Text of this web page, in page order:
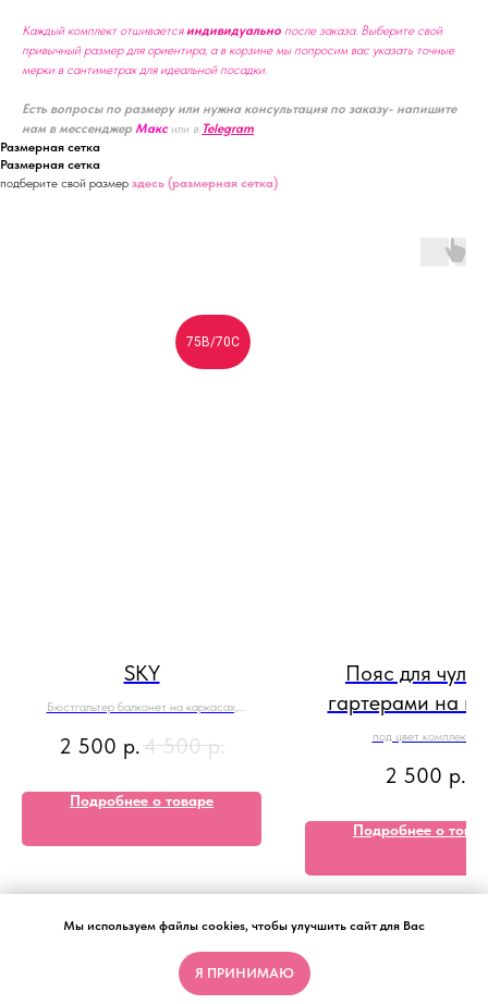
Мы используем файлы cookies, чтобы улучшить сайт для Вас
Я ПРИНИМАЮ
Каждый комплект отшиваетсяиндивидуально после заказа. Выберите свой
привычный размер для ориентира, а в корзине мы попросим вас указать точные
мерки в сантиметрах для идеальной посадки.
Есть вопросы по размеру или нужна консультация по заказу- напишите
нам в мессенджер Макс или в Telegram
Размерная сетка
Размерная сетка
подберите свой размер здесь (размерная сетка)
75B/70C
SKY
Бюстгальтер балконет на каркасах,
2 500 р.4 500 р.
Подробнее о товаре
Пояс для
гартерами на
под цвет комплекта
2 500 р.
Подробнее о
Made on Tilda